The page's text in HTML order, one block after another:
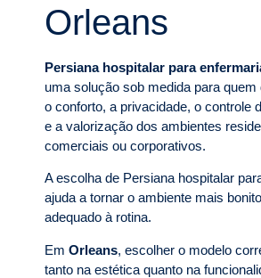
Orleans
Persiana hospitalar para
uma solução sob medida para
o conforto, a privacidade, o controle
e a valorização dos ambientes
comerciais ou corporativos.
A escolha de Persiana hospitalar
ajuda a tornar o ambiente mais
adequado à rotina.
Em Orleans, escolher o modelo
tanto na estética quanto na